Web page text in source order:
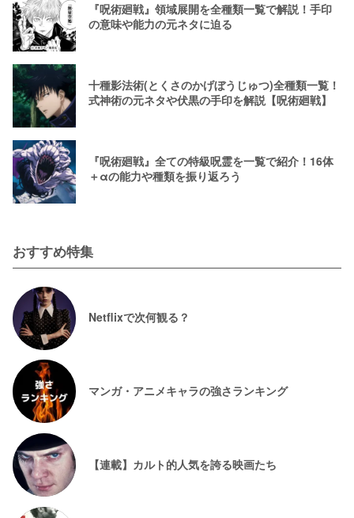
『呪術廻戦』領域展開を全種類一覧で解説！手印
の意味や能力の元ネタに迫る
十種影法術(とくさのかげぼうじゅつ)全種類一覧！
式神術の元ネタや伏黒の手印を解説【呪術廻戦】
『呪術廻戦』全ての特級呪霊を一覧で紹介！16体
＋αの能力や種類を振り返ろう
おすすめ特集
Netflixで次何観る？
マンガ・アニメキャラの強さランキング
【連載】カルト的人気を誇る映画たち